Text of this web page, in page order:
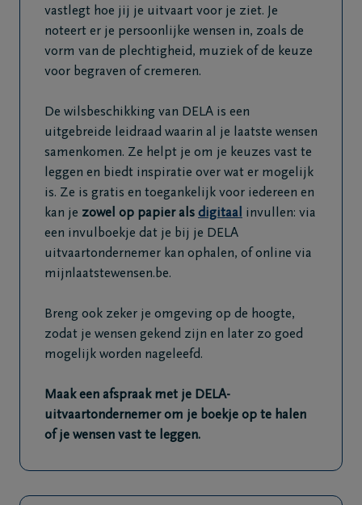
vastlegt hoe jij je uitvaart voor je ziet. Je
noteert er je persoonlijke wensen in, zoals de
vorm van de plechtigheid, muziek of de keuze
voor begraven of cremeren.
De wilsbeschikking van DELA is een
uitgebreide leidraad waarin al je laatste wensen
samenkomen. Ze helpt je om je keuzes vast te
leggen en biedt inspiratie over wat er mogelijk
is. Ze is gratis en toegankelijk voor iedereen en
kan je zowel op papier als digitaal invullen: via
een invulboekje dat je bij je DELA
uitvaartondernemer kan ophalen, of online via
mijnlaatstewensen.be.
Breng ook zeker je omgeving op de hoogte,
zodat je wensen gekend zijn en later zo goed
mogelijk worden nageleefd.
Maak een afspraak met je DELA-
uitvaartondernemer om je boekje op te halen
of je wensen vast te leggen.